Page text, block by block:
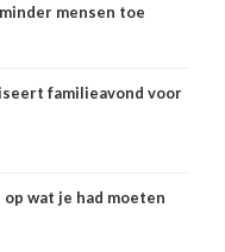
mensen toe
familieavond voor
wat je had moeten